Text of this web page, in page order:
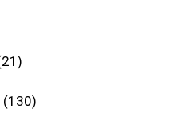
21
130